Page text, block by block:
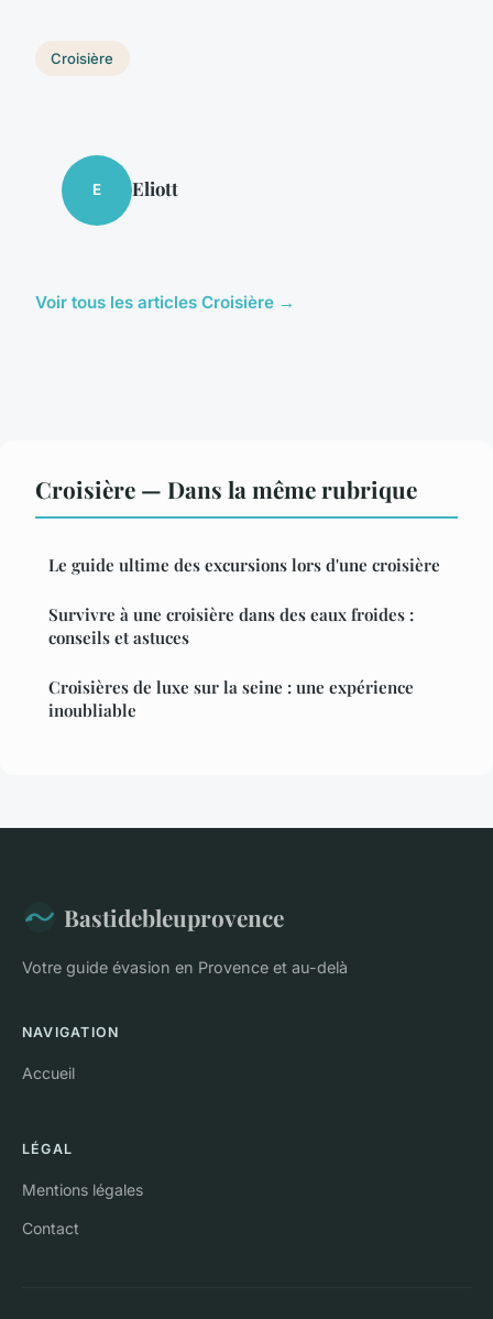
Croisière
E Eliott
Voir tous les articles Croisière →
Croisière — Dans la même rubrique
Le guide ultime des excursions lors d'une croisière
Survivre à une croisière dans des eaux froides :
conseils et astuces
Croisières de luxe sur la seine : une expérience
inoubliable
Bastidebleuprovence
Votre guide évasion en Provence et au-delà
NAVIGATION
Accueil
LÉGAL
Mentions légales
Contact